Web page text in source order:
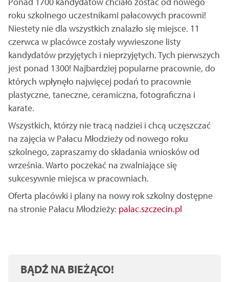
roku szkolnego uczestnikami pałacowych pracowni!
Niestety nie dla wszystkich znalazło się miejsce. 11
czerwca w placówce zostały wywieszone listy
kandydatów przyjętych i nieprzyjętych. Tych pierwszych
jest ponad 1300! Najbardziej popularne pracownie, do
których wpłynęło najwięcej podań to pracownie
plastyczne, taneczne, ceramiczna, fotograficzna i
karate.
Wszystkich, którzy nie tracą nadziei i chcą uczęszczać
na zajęcia w Pałacu Młodzieży od nowego roku
szkolnego, zapraszamy do składania wniosków od
września. Warto poczekać na zwalniające się
sukcesywnie miejsca w pracowniach.
Oferta placówki i plany na nowy rok szkolny dostępne
na stronie Pałacu Młodzieży: palac.szczecin.pl
BĄDŹ NA BIEŻĄCO!